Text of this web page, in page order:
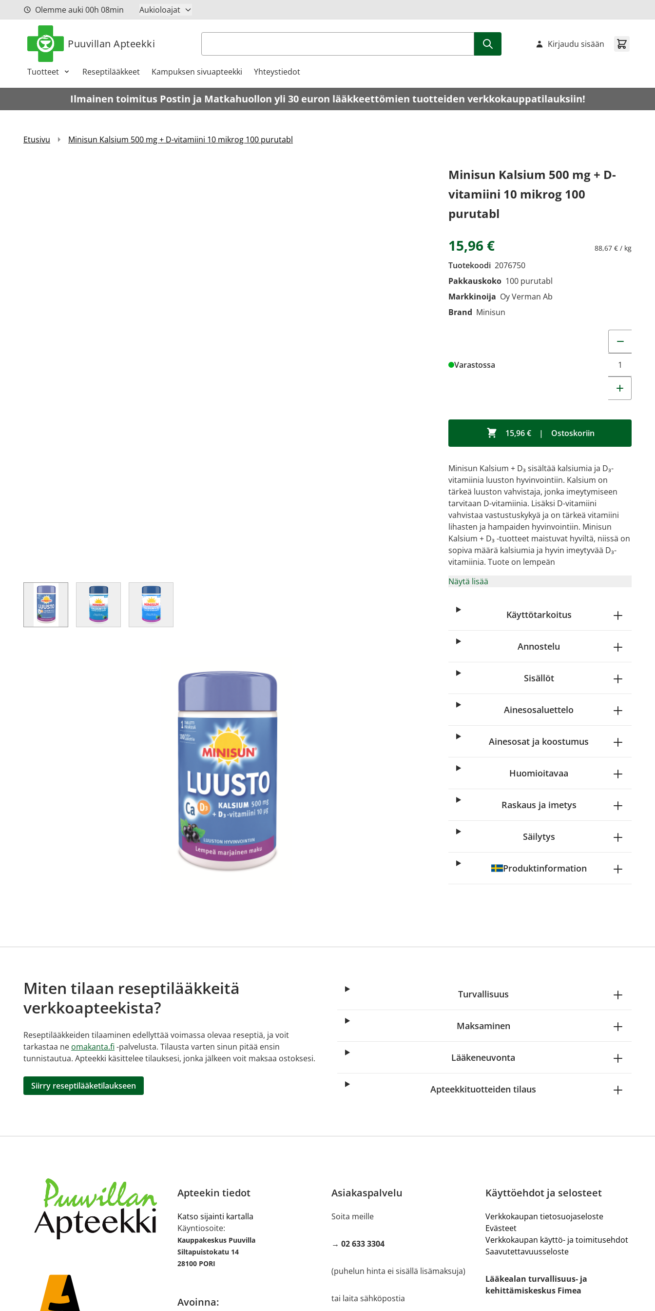
Siirry sisältöönOlemme auki 00h 08min Aukioloajat
Puuvillan Apteekki Haku
Tuotteet Reseptilääkkeet Kampuksen sivuapteekki Yhteystiedot
Kirjaudu sisään
Ilmainen toimitus Postin ja Matkahuollon yli 30 euron lääkkeettömien tuotteiden verkkokauppatilauksiin!
Etusivu Minisun Kalsium 500 mg + D-vitamiini 10 mikrog 100 purutabl
View larger imageView larger imageView larger image
Minisun Kalsium 500 mg + D-
vitamiini 10 mikrog 100
purutabl
15,96 € 88,67 € / kg
Tuotekoodi 2076750
Pakkauskoko 100 purutabl
Markkinoija Oy Verman Ab
Brand Minisun
Varastossa
15,96 € | Ostoskoriin
Minisun Kalsium + D₃ sisältää kalsiumia ja D₃-
vitamiinia luuston hyvinvointiin. Kalsium on
tärkeä luuston vahvistaja, jonka imeytymiseen
tarvitaan D-vitamiinia. Lisäksi D-vitamiini
vahvistaa vastustuskykyä ja on tärkeä vitamiini
lihasten ja hampaiden hyvinvointiin. Minisun
Kalsium + D₃ -tuotteet maistuvat hyviltä, niissä on
sopiva määrä kalsiumia ja hyvin imeytyvää D₃-
vitamiinia. Tuote on lempeän
Näytä lisää
Käyttötarkoitus
Annostelu
Sisällöt
Ainesosaluettelo
Ainesosat ja koostumus
Huomioitavaa
Raskaus ja imetys
Säilytys
Produktinformation
Miten tilaan reseptilääkkeitä
verkkoapteekista?
Reseptilääkkeiden tilaaminen edellyttää voimassa olevaa reseptiä, ja voit
tarkastaa ne omakanta.fi -palvelusta. Tilausta varten sinun pitää ensin
tunnistautua. Apteekki käsittelee tilauksesi, jonka jälkeen voit maksaa ostoksesi.
Siirry reseptilääketilaukseen
Turvallisuus
Maksaminen
Lääkeneuvonta
Apteekkituotteiden tilaus
Apteekin tiedot
Katso sijainti kartalla
Käyntiosoite:
Kauppakeskus Puuvilla
Siltapuistokatu 14
28100 PORI
Avoinna:
Asiakaspalvelu
Soita meille
→ 02 633 3304
(puhelun hinta ei sisällä lisämaksuja)
tai laita sähköpostia
Käyttöehdot ja selosteet
Verkkokaupan tietosuojaseloste
Evästeet
Verkkokaupan käyttö- ja toimitusehdot
Saavutettavuusseloste
Lääkealan turvallisuus- ja
kehittämiskeskus Fimea